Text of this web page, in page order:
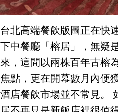
台北高端餐飲版圖正在快
下中餐廳「榕居」，無疑
來，這間以兩株百年古榕
焦點，更在開幕數月內便
酒店餐飲市場並不常見。